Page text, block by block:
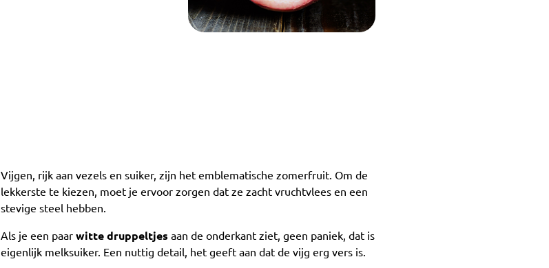
Vijgen, rijk aan vezels en suiker, zijn het emblematische zomerfruit. Om de
lekkerste te kiezen, moet je ervoor zorgen dat ze zacht vruchtvlees en een
stevige steel hebben.
Als je een paar witte druppeltjes aan de onderkant ziet, geen paniek, dat is
eigenlijk melksuiker. Een nuttig detail, het geeft aan dat de vijg erg vers is.